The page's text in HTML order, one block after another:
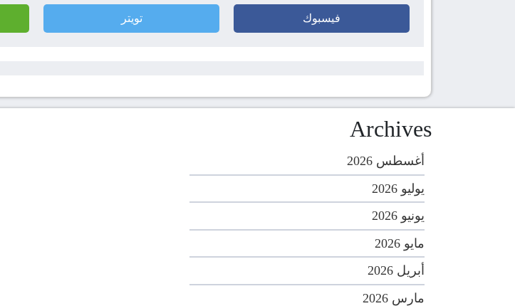
فيسبوك تويتر
Archives
أغسطس 2026
يوليو 2026
يونيو 2026
مايو 2026
أبريل 2026
مارس 2026